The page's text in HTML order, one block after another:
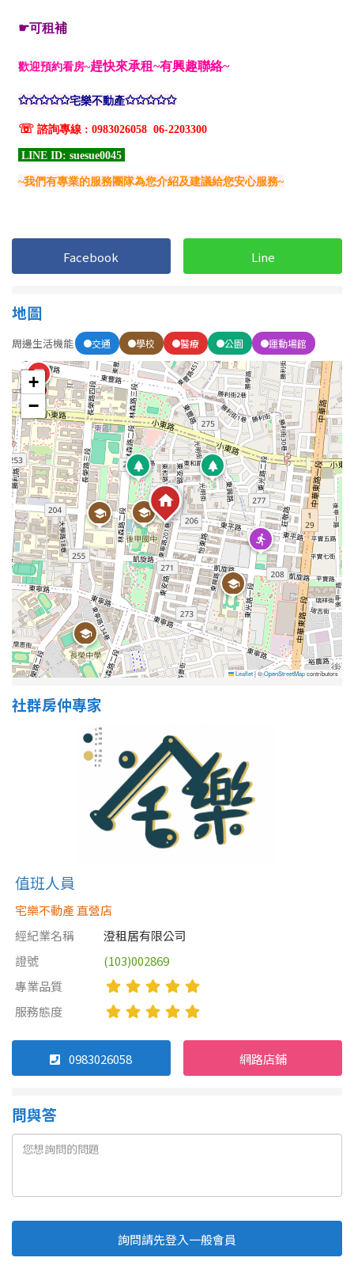
澎湖縣
屏東縣
台東縣
花蓮縣
80坪以上
~
樓層
21樓以上
~ 樓
格局
不拘
1房
2房 3房
4房 5房以上
屋齡
不拘
5 年以下
5-10 年 10-20 年
40 年以上
Facebook Line
地圖
周邊生活機能 交通 學校 醫療 公園 運動場館
+
−
Leaflet|©OpenStreetMapcontributors
社群房仲專家
值班人員
宅樂不動產 直營店
經紀業名稱
澄租居有限公司
證號
(103)002869
專業品質
服務態度
0983026058 網路店鋪
問與答
詢問請先登入一般會員